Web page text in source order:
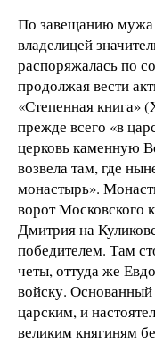
По завещанию мужа
владелицей
распоряжалась по
продолжая вести
«Степенная книга»
прежде всего «в
церковь каменную
возвела там, где
монастырь».
ворот Московского
Дмитрия на
победителем. Там
четы, оттуда же
войску. Основанный
царским, и
великим княгиням